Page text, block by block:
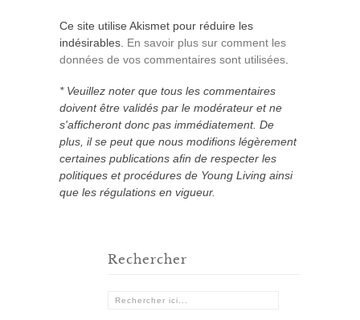
Ce site utilise Akismet pour réduire les
indésirables. En savoir plus sur comment les
données de vos commentaires sont utilisées.
* Veuillez noter que tous les commentaires
doivent être validés par le modérateur et ne
s'afficheront donc pas immédiatement. De
plus, il se peut que nous modifions légèrement
certaines publications afin de respecter les
politiques et procédures de Young Living ainsi
que les régulations en vigueur.
Rechercher